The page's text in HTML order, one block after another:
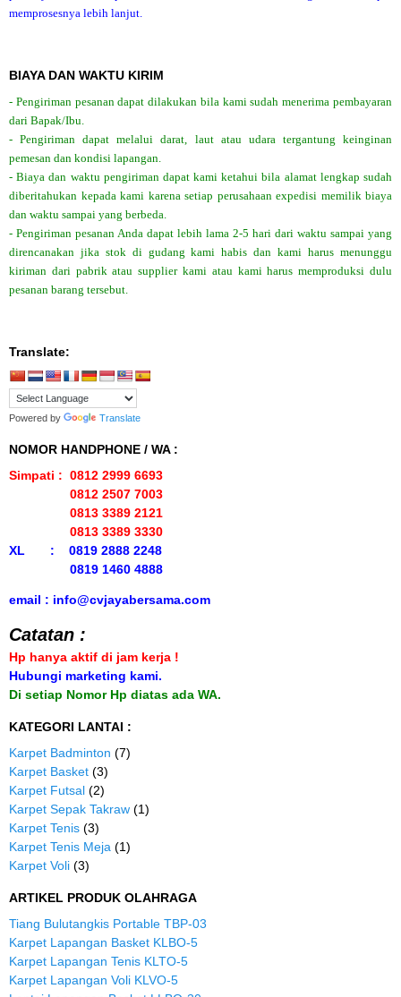
memprosesnya lebih lanjut.
BIAYA DAN WAKTU KIRIM
- Pengiriman pesanan dapat dilakukan bila kami sudah menerima pembayaran
dari Bapak/Ibu.
- Pengiriman dapat melalui darat, laut atau udara tergantung keinginan
pemesan dan kondisi lapangan.
- Biaya dan waktu pengiriman dapat kami ketahui bila alamat lengkap sudah
diberitahukan kepada kami karena setiap perusahaan expedisi memilik biaya
dan waktu sampai yang berbeda.
- Pengiriman pesanan Anda dapat lebih lama 2-5 hari dari waktu sampai yang
direncanakan jika stok di gudang kami habis dan kami harus menunggu
kiriman dari pabrik atau supplier kami atau kami harus memproduksi dulu
pesanan barang tersebut.
Translate:
Powered by Translate
NOMOR HANDPHONE / WA :
Simpati : 0812 2999 6693
0812 2507 7003
0813 3389 2121
0813 3389 3330
XL : 0819 2888 2248
0819 1460 4888
email : info@cvjayabersama.com
Catatan :
Hp hanya aktif di jam kerja !
Hubungi marketing kami.
Di setiap Nomor Hp diatas ada WA.
KATEGORI LANTAI :
Karpet Badminton (7)
Karpet Basket (3)
Karpet Futsal (2)
Karpet Sepak Takraw (1)
Karpet Tenis (3)
Karpet Tenis Meja (1)
Karpet Voli (3)
ARTIKEL PRODUK OLAHRAGA
Tiang Bulutangkis Portable TBP-03
Karpet Lapangan Basket KLBO-5
Karpet Lapangan Tenis KLTO-5
Karpet Lapangan Voli KLVO-5